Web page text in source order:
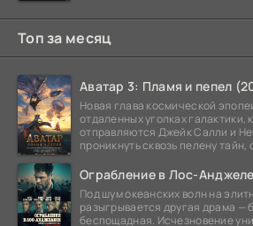
Топ за месяц
Аватар 3: Пламя и пепел
Новая глава космической
отдаленных уголках галактики,
отправляются Джейк Салли и
проникнуть сквозь пелену
Ограбление в Лос-
Под шум океанских волн на
разыгрывается другая драма —
беспощадная. Исчезновение